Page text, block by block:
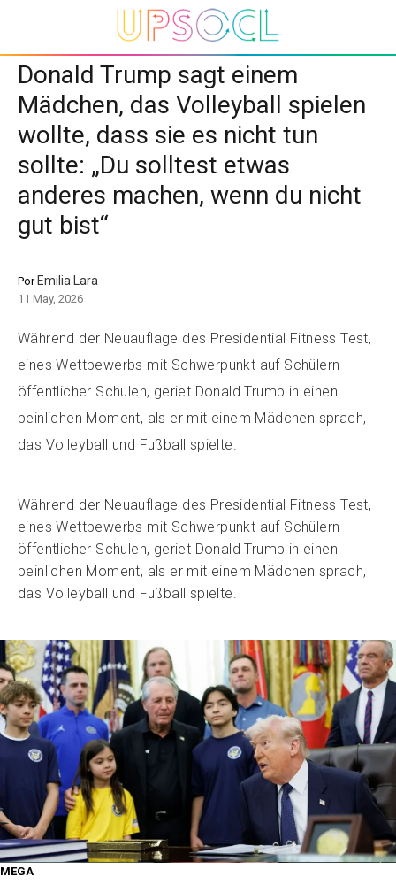
Donald Trump sagt einem
Mädchen, das Volleyball spielen
wollte, dass sie es nicht tun
sollte: „Du solltest etwas
anderes machen, wenn du nicht
gut bist“
Por Emilia Lara
11 May, 2026
Während der Neuauflage des Presidential Fitness Test,
eines Wettbewerbs mit Schwerpunkt auf Schülern
öffentlicher Schulen, geriet Donald Trump in einen
peinlichen Moment, als er mit einem Mädchen sprach,
das Volleyball und Fußball spielte.
Während der Neuauflage des Presidential Fitness Test,
eines Wettbewerbs mit Schwerpunkt auf Schülern
öffentlicher Schulen, geriet Donald Trump in einen
peinlichen Moment, als er mit einem Mädchen sprach,
das Volleyball und Fußball spielte.
MEGA